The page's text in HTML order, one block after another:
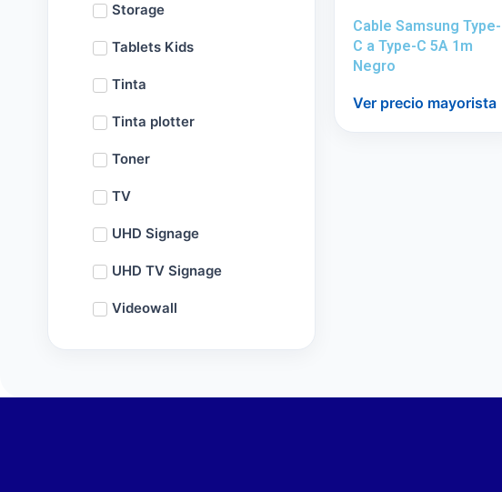
Storage
Tablets Kids
Tinta
Tinta plotter
Toner
TV
UHD Signage
UHD TV Signage
Videowall
Cable Samsung Type-
C a Type-C 5A 1m
Negro
Ver precio mayorista